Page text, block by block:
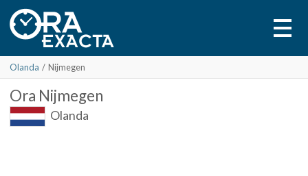
Olanda / Nijmegen
Ora Nijmegen
Olanda